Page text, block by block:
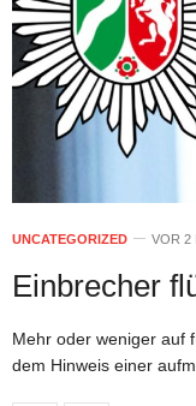
UNCATEGORIZED VOR 2
Einbrecher
Mehr oder weniger auf
dem Hinweis einer